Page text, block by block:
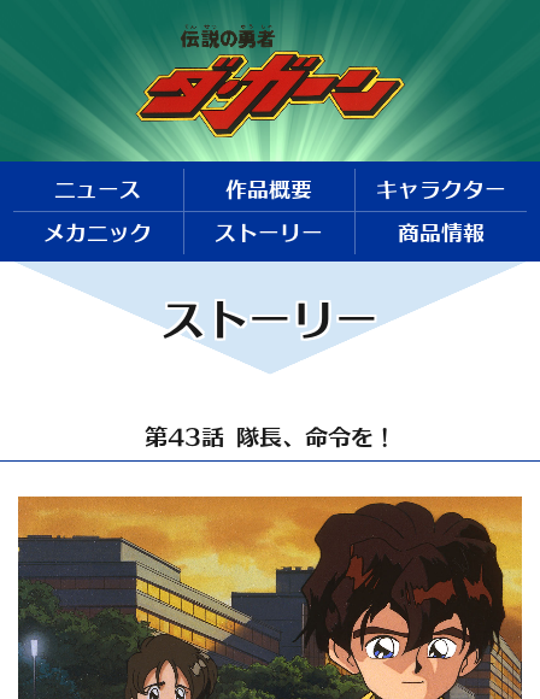
ニュース 作品概要
キャラクター
メカニック
ストーリー 商品情報
ストーリー
第43話 隊長、命令を！